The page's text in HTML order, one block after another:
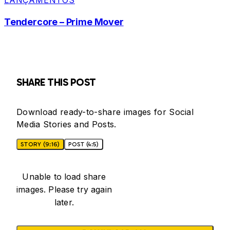
Tendercore – Prime Mover
SHARE THIS POST
Download ready-to-share images for Social
Media Stories and Posts.
STORY (9:16) POST (4:5)
Unable to load share
images. Please try again
later.